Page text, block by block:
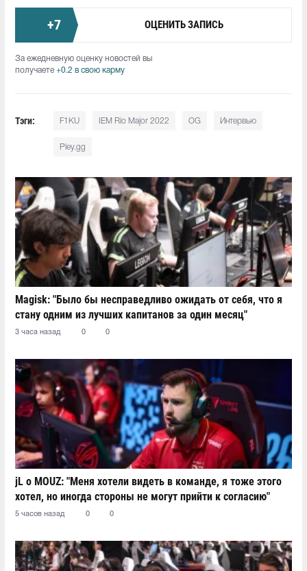
+7 ОЦЕНИТЬ ЗАПИСЬ
За ежедневную оценку новостей вы
получаете +0.2 в свою карму
Тэги: F1KU IEM Rio Major 2022 OG Интервью
Pley.gg
Magisk: "Было бы несправедливо ожидать от себя, что я
стану одним из лучших капитанов за один месяц"
3 часа назад 0 0
jL о MOUZ: "Меня хотели видеть в команде, я тоже этого
хотел, но иногда стороны не могут прийти к согласию"
5 часов назад 0 0